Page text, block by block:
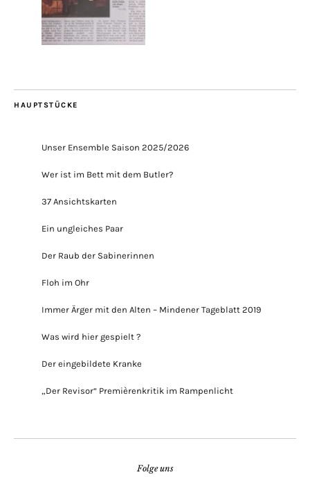
HAUPTSTÜCKE
Unser Ensemble Saison 2025/2026
Wer ist im Bett mit dem Butler?
37 Ansichtskarten
Ein ungleiches Paar
Der Raub der Sabinerinnen
Floh im Ohr
Immer Ärger mit den Alten – Mindener Tageblatt 2019
Was wird hier gespielt ?
Der eingebildete Kranke
„Der Revisor“ Premièrenkritik im Rampenlicht
Folge uns